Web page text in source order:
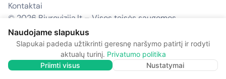
© 2026 Biurovizija.lt – Visos teisės saugomos.
Kontaktai
Naudojame slapukus
Slapukai padeda užtikrinti geresnę naršymo patirtį ir rodyti
aktualų turinį. Privatumo politika
Priimti visus
Nustatymai